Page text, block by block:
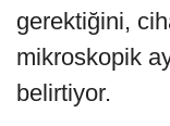
gerektiğini,
mikroskopik
belirtiyor.